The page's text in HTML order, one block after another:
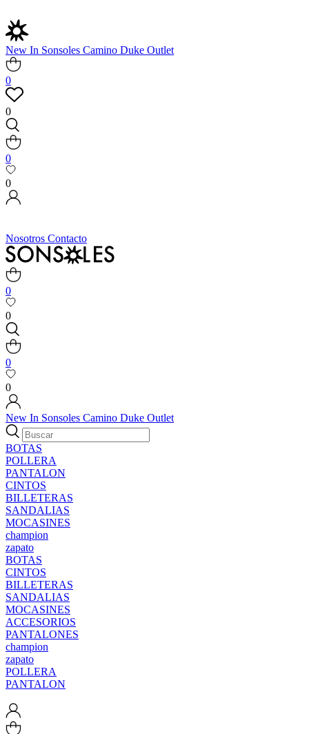
New In Sonsoles Camino Duke Outlet
0
0
0
0
Nosotros Contacto
0
0
0
0
New In Sonsoles Camino Duke Outlet
BOTAS
POLLERA
PANTALON
CINTOS
BILLETERAS
SANDALIAS
MOCASINES
champion
zapato
BOTAS
CINTOS
BILLETERAS
SANDALIAS
MOCASINES
ACCESORIOS
PANTALONES
champion
zapato
POLLERA
PANTALON